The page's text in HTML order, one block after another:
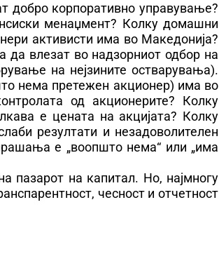
добро корпоративно управување?
менаџмент? Колку домашни
активисти има во Македонија?
да влезат во надзорниот одбор на
на нејзините остварувања).
нема претежен акционер) има во
од акционерите? Колку
е цената на акцијата? Колку
резултати и незадоволителен
е „воопшто нема“ или „има
пазарот на капитал. Но, најмногу
чесност и отчетност